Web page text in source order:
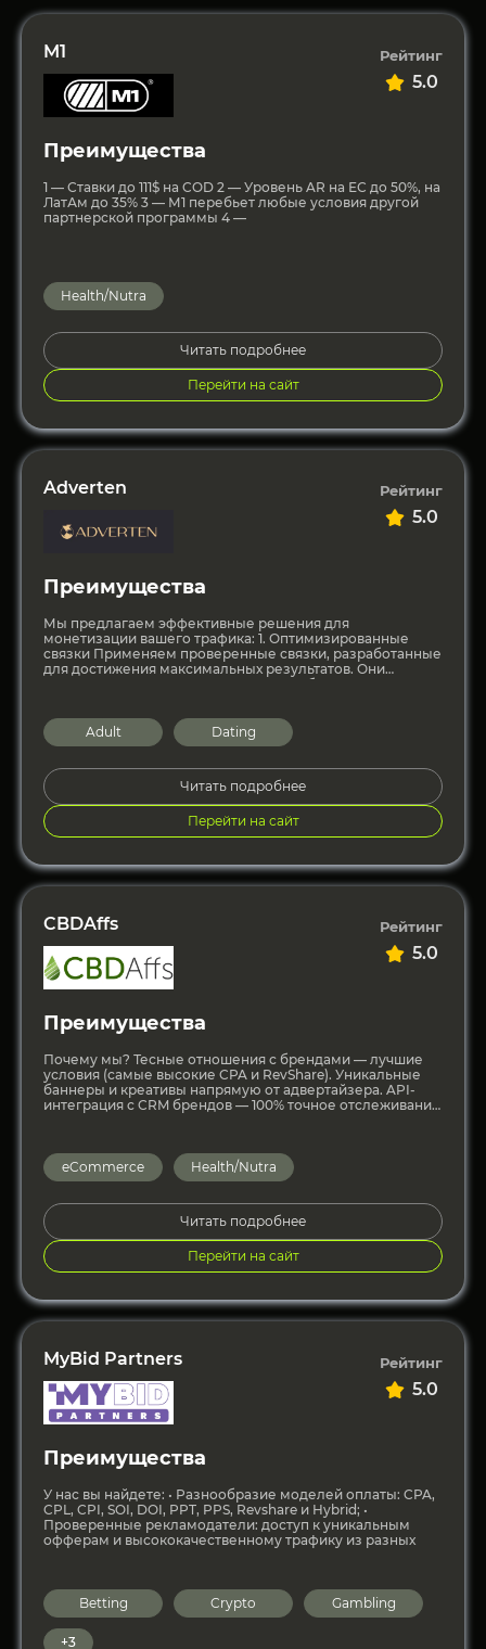
M1 Рейтинг
5.0
Преимущества
1 — Ставки до 111$ на COD 2 — Уровень AR на ЕС до 50%, на
ЛатАм до 35% 3 — М1 перебьет любые условия другой
партнерской программы 4 —
Health/Nutra
Читать подробнее
Перейти на сайт
Adverten Рейтинг
5.0
Преимущества
Мы предлагаем эффективные решения для
монетизации вашего трафика: 1. Оптимизированные
связки Применяем проверенные связки, разработанные
для достижения максимальных результатов. Они
помогают увеличить конверсии и прибыль,
Adult
Dating
Читать подробнее
Перейти на сайт
CBDAffs Рейтинг
5.0
Преимущества
Почему мы? Тесные отношения с брендами — лучшие
условия (самые высокие CPA и RevShare). Уникальные
баннеры и креативы напрямую от адвертайзера. API-
интеграция с CRM брендов — 100% точное отслеживание
eCommerce Health/Nutra
Читать подробнее
Перейти на сайт
MyBid Partners Рейтинг
5.0
Преимущества
У нас вы найдете: • Разнообразие моделей оплаты: CPA,
CPL, CPI, SOI, DOI, PPT, PPS, Revshare и Hybrid; •
Проверенные рекламодатели: доступ к уникальным
офферам и высококачественному трафику из разных
Betting Crypto Gambling
+3